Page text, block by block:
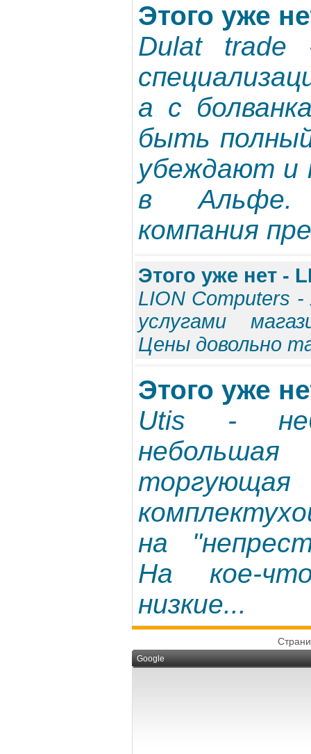
Этого уже
Dulat trade
а с
быть
убеждают и
в Альфе.
компания
Этого уже нет -
LION Computers
услугами
Цены довольно
Этого уже
Utis -
на
На кое-
низкие...
Google